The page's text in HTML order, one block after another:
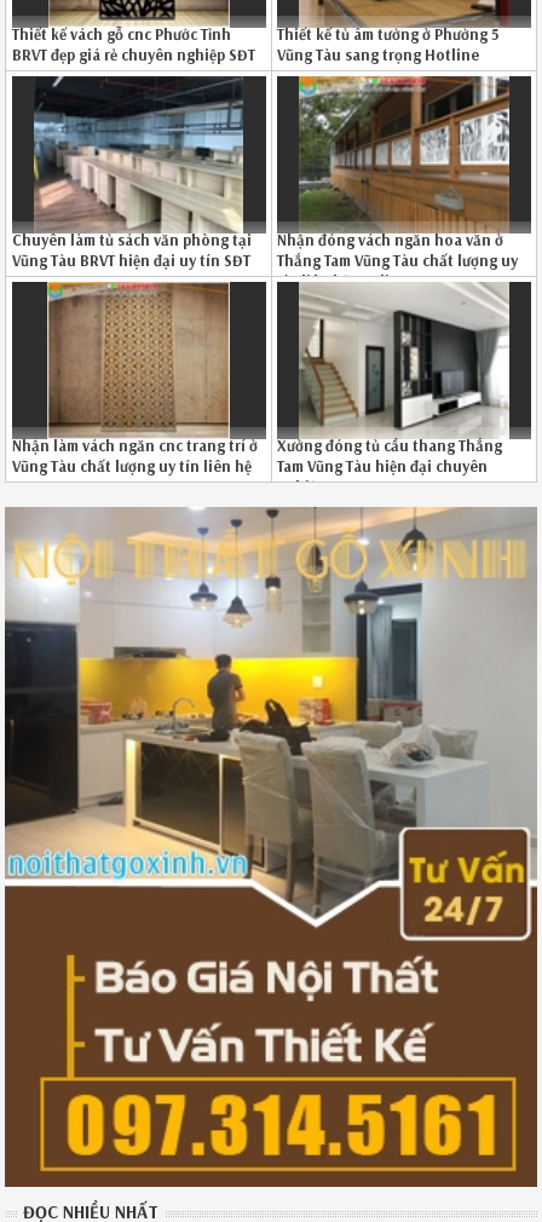
Thiết kế vách gỗ cnc Phước Tỉnh
BRVT đẹp giá rẻ chuyên nghiệp SĐT
086789.5828
Thiết kế tủ âm tường ở Phường 5
Vũng Tàu sang trọng Hotline
0867895828
Chuyên làm tủ sách văn phòng tại
Vũng Tàu BRVT hiện đại uy tín SĐT
0867895828
Nhận đóng vách ngăn hoa văn ở
Thắng Tam Vũng Tàu chất lượng uy
tín liên hệ Hotline 0867895828
Nhận làm vách ngăn cnc trang trí ở
Vũng Tàu chất lượng uy tín liên hệ
086789.5828
Xưởng đóng tủ cầu thang Thắng
Tam Vũng Tàu hiện đại chuyên
nghiệp SĐT 08-6789-5828
ĐỌC NHIỀU NHẤT